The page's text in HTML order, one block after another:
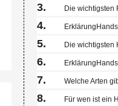
3 Die wichtigsten
4
5 Die wichtigsten
6
7 Welche Arten
8 Für wen ist ein